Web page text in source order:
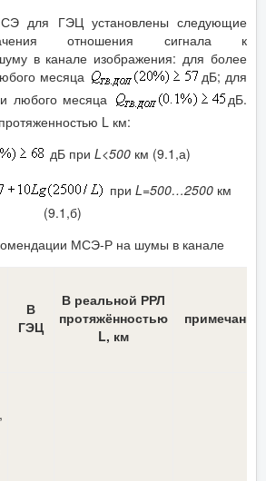
для ГЭЦ установлены следующие
отношения сигнала к
в канале изображения: для более
месяца
дБ; для
любого месяца
дБ.
L км:
дБ при L<500 км (9.1,а)
при L=500…2500 км
(9.1,б)
МСЭ-Р на шумы в канале
В
ГЭЦ
В реальной РРЛ
протяжённостью
L, км
примечания